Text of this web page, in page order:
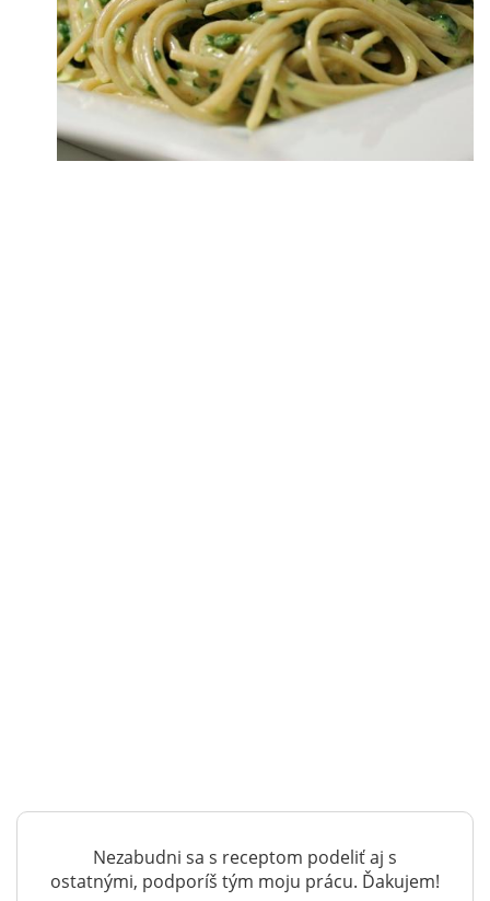
Nezabudni sa s receptom podeliť aj s
ostatnými, podporíš tým moju prácu. Ďakujem!